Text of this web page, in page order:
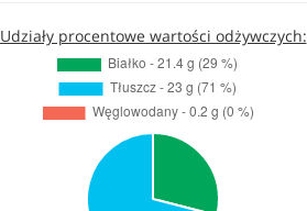
Udziały procentowe wartości odżywczych: